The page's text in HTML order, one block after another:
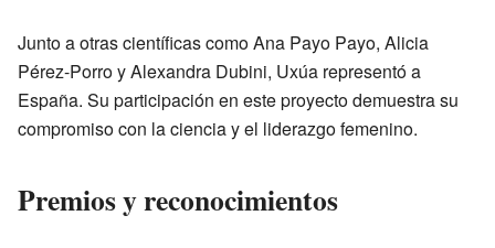
Junto a otras científicas como Ana Payo Payo, Alicia
Pérez-Porro y Alexandra Dubini, Uxúa representó a
España. Su participación en este proyecto demuestra su
compromiso con la ciencia y el liderazgo femenino.
Premios y reconocimientos